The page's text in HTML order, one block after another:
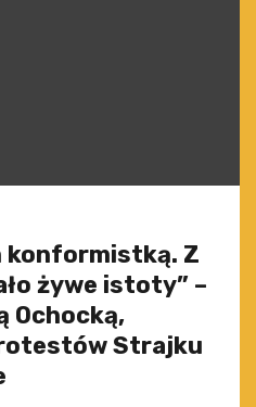
konformistką. Z
żywe istoty” –
Ochocką,
Strajku